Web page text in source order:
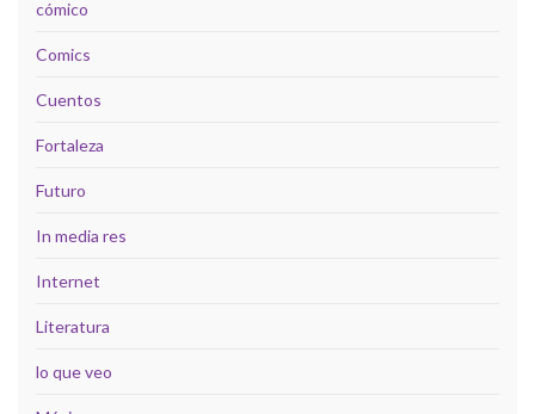
cómico
Comics
Cuentos
Fortaleza
Futuro
In media res
Internet
Literatura
lo que veo